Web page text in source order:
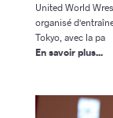
United World
organisé
Tokyo, avec la pa
En savoir plus...